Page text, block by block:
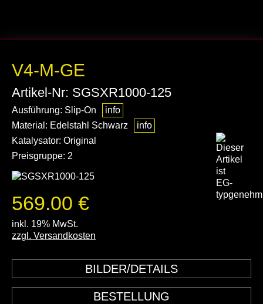
V4-M-GE
Artikel-Nr: SGSXR1000-125
Ausführung: Slip-On
info
Material: Edelstahl Schwarz
info
Katalysator: Original
Preisgruppe: 2
569.00 €
inkl. 19% MwSt.
zzgl. Versandkosten
BILDER/DETAILS
BESTELLUNG